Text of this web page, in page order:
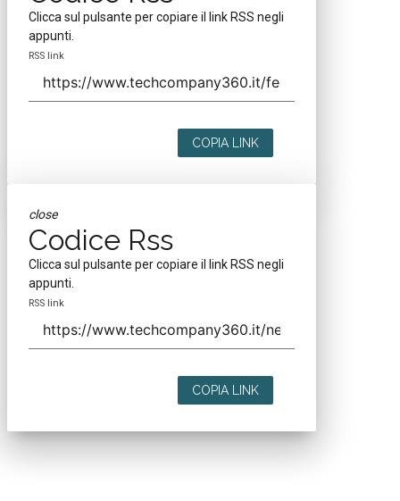
Clicca sul pulsante per copiare il link RSS negli
appunti.
RSS link
COPIA LINK
close
Codice Rss
Clicca sul pulsante per copiare il link RSS negli
appunti.
RSS link
COPIA LINK